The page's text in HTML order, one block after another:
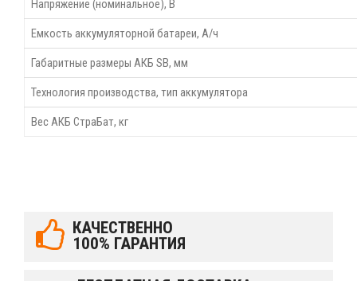
Напряжение (номинальное), В
Емкость аккумуляторной батареи, А/ч
Габаритные размеры АКБ SB, мм
Технология производства, тип аккумулятора
Вес АКБ СтраБат, кг
КАЧЕСТВЕННО
100% ГАРАНТИЯ